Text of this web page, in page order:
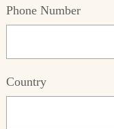
Phone Number
Country